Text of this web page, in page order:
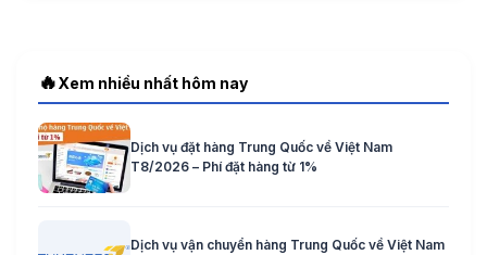
🔥Xem nhiều nhất hôm nay
Dịch vụ đặt hàng Trung Quốc về Việt Nam
T8/2026 – Phí đặt hàng từ 1%
Dịch vụ vận chuyển hàng Trung Quốc về Việt Nam